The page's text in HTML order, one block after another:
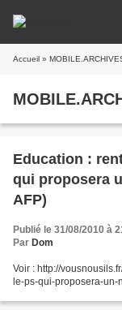
Accueil »
Education :
qui proposera
AFP)
Publié le 31/08/2010 à
Par Dom
Voir : http://
le-ps-qui-proposera-